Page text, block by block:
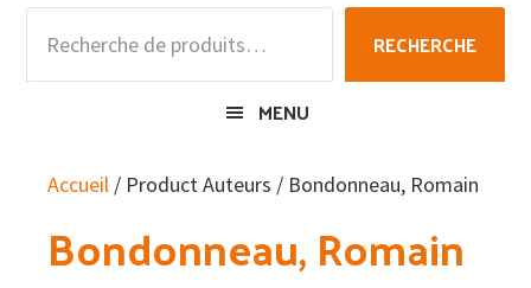
pour :
RECHERCHE
MENU
Accueil / Product Auteurs / Bondonneau, Romain
Bondonneau, Romain